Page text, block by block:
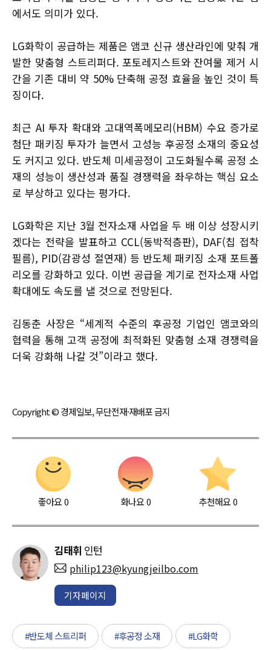
에서도 의미가 있다.
LG화학이 공급하는 제품은 앰코 신규 생산라인에 맞춰 개
발한 맞춤형 스트리퍼다. 포토레지스트와 잔여물 제거 시
간을 기존 대비 약 50% 단축해 공정 효율을 높인 것이 특
징이다.
최근 AI 투자 확대와 고대역폭메모리(HBM) 수요 증가로
첨단 패키징 투자가 늘면서 고성능 후공정 소재의 중요성
도 커지고 있다. 반도체 미세공정이 고도화될수록 공정 소
재의 성능이 생산성과 품질 경쟁력을 좌우하는 핵심 요소
로 부상하고 있다는 평가다.
LG화학은 지난 3월 전자소재 사업을 두 배 이상 성장시키
겠다는 전략을 발표하고 CCL(동박적층판), DAF(칩 접착
필름), PID(감광성 절연재) 등 반도체 패키징 소재 포트폴
리오를 강화하고 있다. 이번 공급을 계기로 전자소재 사업
확대에도 속도를 낼 것으로 전망된다.
김동춘 사장은 “세계적 수준의 후공정 기업인 앰코와의
협력을 통해 고객 공정에 최적화된 맞춤형 소재 경쟁력을
더욱 강화해 나갈 것”이라고 했다.
Copyright © 경제일보, 무단전재·재배포 금지
좋아요0 화나요0 추천해요 0
김태휘 인턴
philip123@kyungjeilbo.com
기자페이지
#반도체 스트리퍼 #후공정 소재 #LG화학